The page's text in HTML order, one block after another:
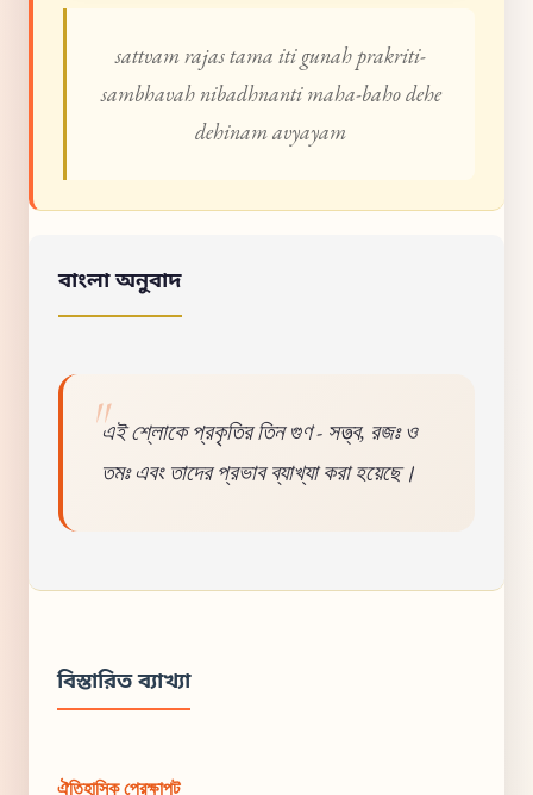
sattvam rajas tama iti gunah prakriti-
sambhavah nibadhnanti maha-baho dehe
dehinam avyayam
বাংলা অনুবাদ
এই শ্লোকে প্রকৃতির তিন গুণ - সত্ত্ব, রজঃ ও
তমঃ এবং তাদের প্রভাব ব্যাখ্যা করা হয়েছে।
বিস্তারিত ব্যাখ্যা
ঐতিহাসিক প্রেক্ষাপট